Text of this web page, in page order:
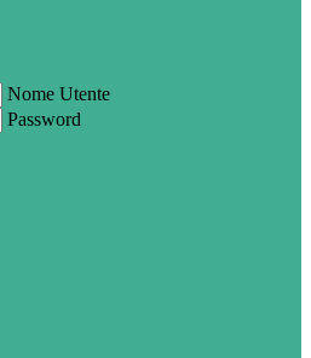
Nome Utente
Password